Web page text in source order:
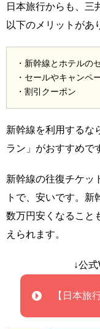
日本旅行からも、三
以下のメリットがあ
・新幹線とホテルの
・セールやキャンペ
・割引クーポン
新幹線を利用するな
ラン」がおすすめで
新幹線の往復チケッ
トで、安いです。
数万円安くなること
えられます。
↓公
【日本旅